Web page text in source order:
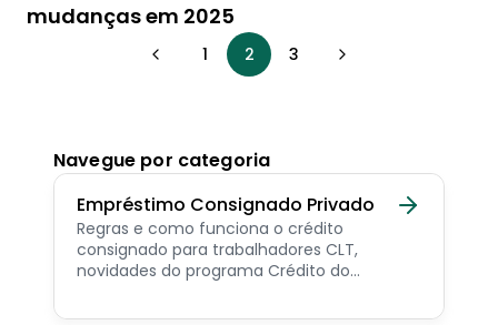
mudanças em 2025
1 2 3
Navegue por categoria
Empréstimo Consignado Privado
Regras e como funciona o crédito
consignado para trabalhadores CLT,
novidades do programa Crédito do
consignado privado.